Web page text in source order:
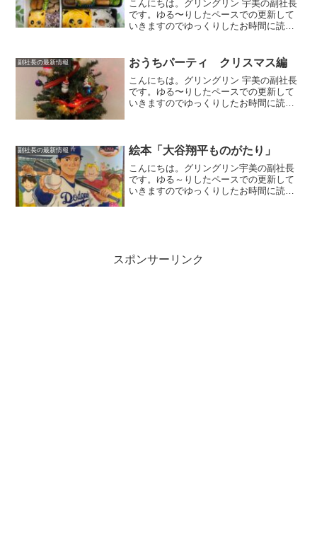
こんにちは。グリングリン 宇美の副社長
です。ゆる〜りしたペースでの更新して
いきますのでゆっくりしたお時間に読ん
す。ピカチュウ祭りいつもの季節行事弁
当の番外編で、春休みにキ...
副社長の最新情報 おうちパーティ クリスマス編
こんにちは。グリングリン 宇美の副社長
です。ゆる〜りしたペースでの更新して
いきますのでゆっくりしたお時間に読ん
は、まずはフライドチキン...
副社長の最新情報 絵本「大谷翔平ものがたり」
こんにちは。グリングリン宇美の副社長
です。ゆる～りしたペースでの更新して
いきますのでゆっくりしたお時間に読ん
スポンサーリンク